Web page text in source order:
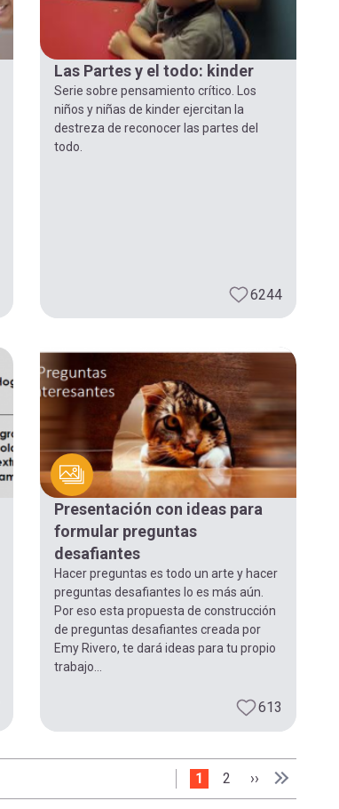
Las Partes y el todo: kinder
Serie sobre pensamiento crítico. Los
niños y niñas de kinder ejercitan la
destreza de reconocer las partes del
todo.
6244
Presentación con ideas para
formular preguntas
desafiantes
Hacer preguntas es todo un arte y hacer
preguntas desafiantes lo es más aún.
Por eso esta propuesta de construcción
de preguntas desafiantes creada por
Emy Rivero, te dará ideas para tu propio
trabajo...
613
Página actual
1 Page
2 Siguiente
›› Última
Última »